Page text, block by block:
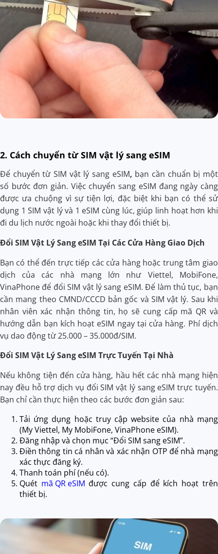
2. Cách chuyển từ SIM vật lý sang eSIM
Để chuyển từ SIM vật lý sang eSIM, bạn cần chuẩn bị một
số bước đơn giản. Việc chuyển sang eSIM đang ngày càng
được ưa chuộng vì sự tiện lợi, đặc biệt khi bạn có thể sử
dụng 1 SIM vật lý và 1 eSIM cùng lúc, giúp linh hoạt hơn khi
đi du lịch nước ngoài hoặc khi thay đổi thiết bị.
Đổi SIM Vật Lý Sang eSIM Tại Các Cửa Hàng Giao Dịch
Bạn có thể đến trực tiếp các cửa hàng hoặc trung tâm giao
dịch của các nhà mạng lớn như Viettel, MobiFone,
VinaPhone để đổi SIM vật lý sang eSIM. Để làm thủ tục, bạn
cần mang theo CMND/CCCD bản gốc và SIM vật lý. Sau khi
nhân viên xác nhận thông tin, họ sẽ cung cấp mã QR và
hướng dẫn bạn kích hoạt eSIM ngay tại cửa hàng. Phí dịch
vụ dao động từ 25.000 – 35.000đ/SIM.
Đổi SIM Vật Lý Sang eSIM Trực Tuyến Tại Nhà
Nếu không tiện đến cửa hàng, hầu hết các nhà mạng hiện
nay đều hỗ trợ dịch vụ đổi SIM vật lý sang eSIM trực tuyến.
Bạn chỉ cần thực hiện theo các bước đơn giản sau:
Tải ứng dụng hoặc truy cập website của nhà mạng
(My Viettel, My MobiFone, VinaPhone eSIM).
Đăng nhập và chọn mục “Đổi SIM sang eSIM”.
Điền thông tin cá nhân và xác nhận OTP để nhà mạng
xác thực đăng ký.
Thanh toán phí (nếu có).
Quét mã QR eSIM được cung cấp để kích hoạt trên
thiết bị.